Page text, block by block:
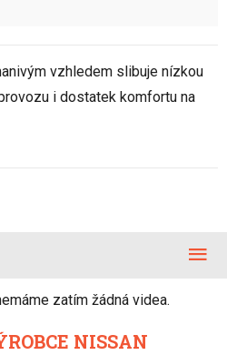
vzhledem slibuje nízkou
i dostatek komfortu na
zatím žádná videa.
NISSAN